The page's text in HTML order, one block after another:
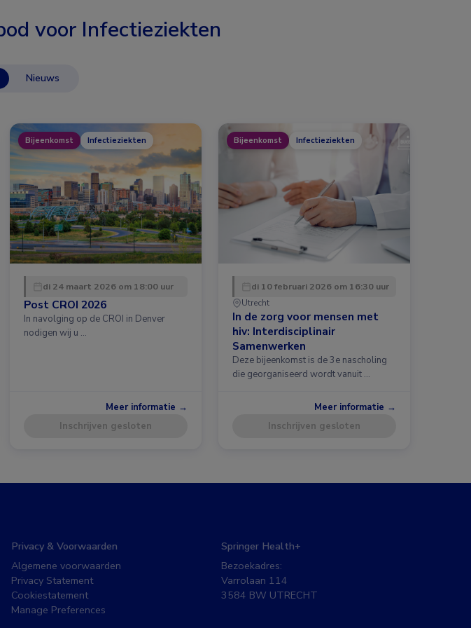
voor Infectieziekten
Nieuws
Bijeenkomst Infectieziekten
di 24 maart 2026 om 18:00 uur
Post CROI 2026
In navolging op de CROI in Denver
nodigen wij u …
Meer informatie →
Inschrijven gesloten
Bijeenkomst Infectieziekten
di 10 februari 2026 om 16:30 uur
Utrecht
In de zorg voor mensen met
hiv: Interdisciplinair
Samenwerken
Deze bijeenkomst is de 3e nascholing
die georganiseerd wordt vanuit …
Meer informatie →
Inschrijven gesloten
Privacy & Voorwaarden
Algemene voorwaarden
Privacy Statement
Cookiestatement
Manage Preferences
Springer Health+
Bezoekadres:
Varrolaan 114
3584 BW UTRECHT